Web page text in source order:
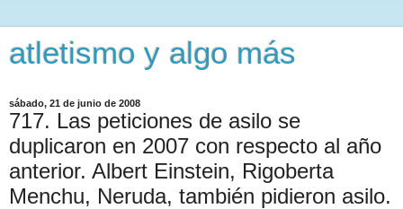
atletismo y algo más
sábado, 21 de junio de 2008
717. Las peticiones de asilo se
duplicaron en 2007 con respecto al año
anterior. Albert Einstein, Rigoberta
Menchu, Neruda, también pidieron asilo.